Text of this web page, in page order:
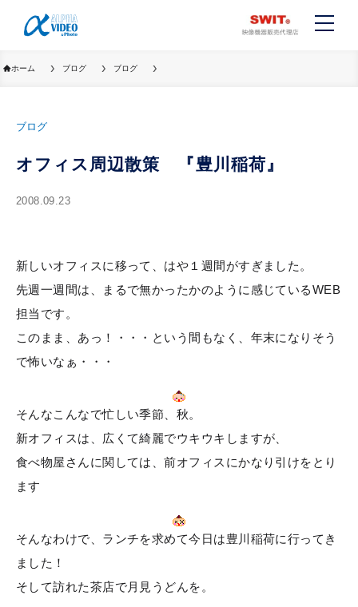
ホーム ブログ ブログ
ブログ
オフィス周辺散策 『豊川稲荷』
2008.09.23
新しいオフィスに移って、はや１週間がすぎました。
先週一週間は、まるで無かったかのように感じているWEB
担当です。
このまま、あっ！・・・という間もなく、年末になりそう
で怖いなぁ・・・
そんなこんなで忙しい季節、秋。
新オフィスは、広くて綺麗でウキウキしますが、
食べ物屋さんに関しては、前オフィスにかなり引けをとり
ます
そんなわけで、ランチを求めて今日は豊川稲荷に行ってき
ました！
そして訪れた茶店で月見うどんを。